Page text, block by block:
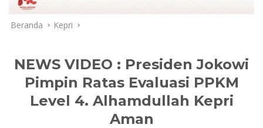
Beranda Kepri
NEWS VIDEO : Presiden Jokowi
Pimpin Ratas Evaluasi PPKM
Level 4. Alhamdullah Kepri
Aman